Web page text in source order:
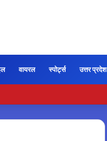
वायरल स्पोर्ट्स उत्तर प्रदेश